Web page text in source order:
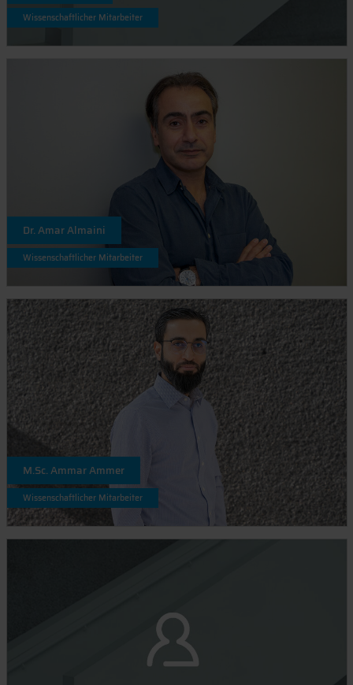
Wissenschaftlicher Mitarbeiter
Dr. Amar Almaini
Wissenschaftlicher Mitarbeiter
M.Sc. Ammar Ammer
Wissenschaftlicher Mitarbeiter